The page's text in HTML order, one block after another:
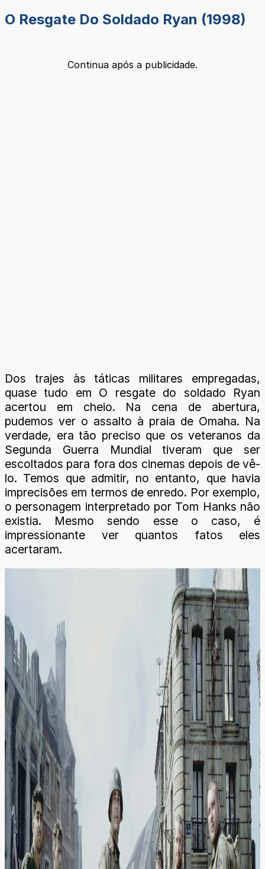
O Resgate Do Soldado Ryan (1998)
Continua após a publicidade.
Dos trajes às táticas militares empregadas,
quase tudo em O resgate do soldado Ryan
acertou em cheio. Na cena de abertura,
pudemos ver o assalto à praia de Omaha. Na
verdade, era tão preciso que os veteranos da
Segunda Guerra Mundial tiveram que ser
escoltados para fora dos cinemas depois de vê-
lo. Temos que admitir, no entanto, que havia
imprecisões em termos de enredo. Por exemplo,
o personagem interpretado por Tom Hanks não
existia. Mesmo sendo esse o caso, é
impressionante ver quantos fatos eles
acertaram.